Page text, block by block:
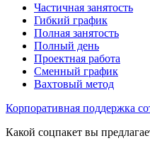
Частичная занятость
Гибкий график
Полная занятость
Полный день
Проектная работа
Сменный график
Вахтовый метод
Корпоративная поддержка
Какой соцпакет вы